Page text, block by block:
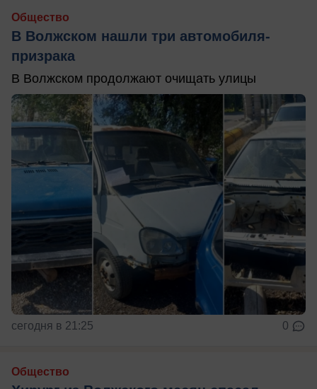
Общество
В Волжском нашли три автомобиля-
призрака
В Волжском продолжают очищать улицы
сегодня в 21:25 0
Общество